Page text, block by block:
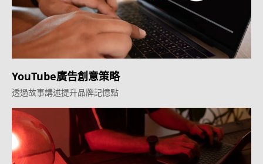
YouTube廣告創意策略
透過故事講述提升品牌記憶點